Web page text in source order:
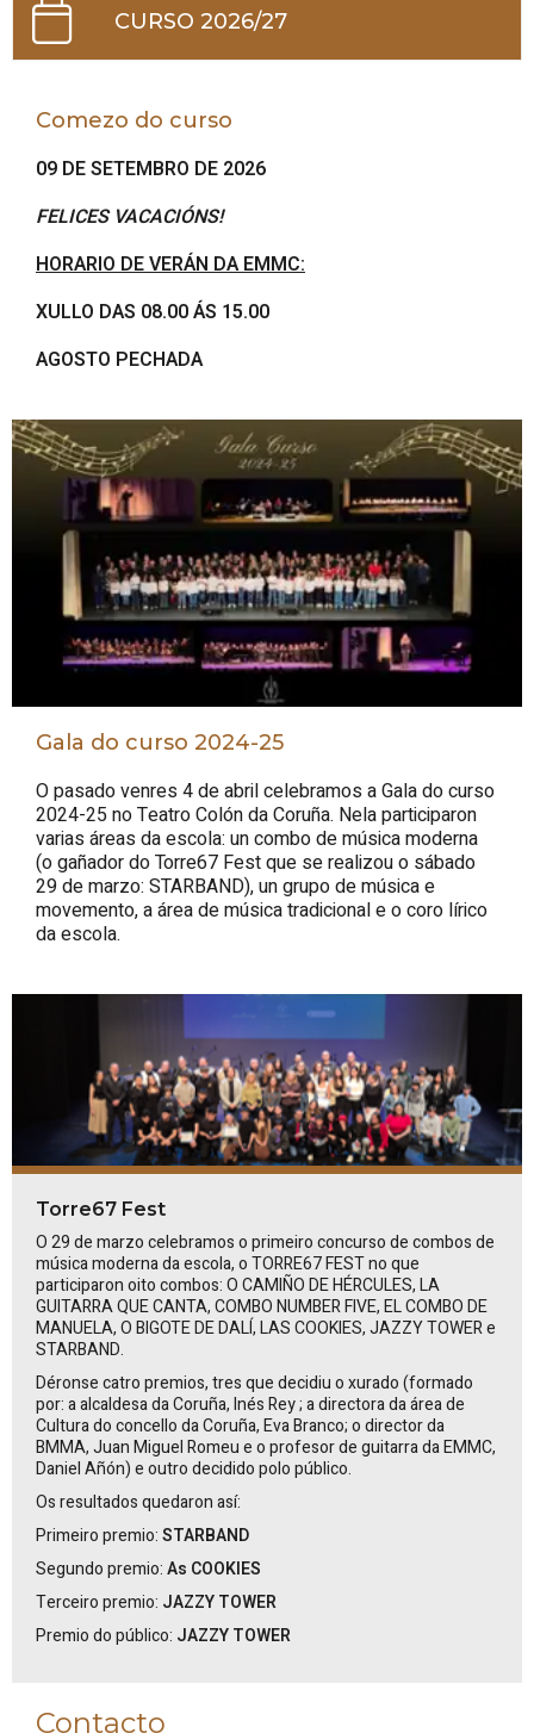
CURSO 2026/27
Comezo do curso
09 DE SETEMBRO DE 2026
FELICES VACACIÓNS!
HORARIO DE VERÁN DA EMMC:
XULLO DAS 08.00 ÁS 15.00
AGOSTO PECHADA
Gala do curso 2024-25
O pasado venres 4 de abril celebramos a Gala do curso
2024-25 no Teatro Colón da Coruña. Nela participaron
varias áreas da escola: un combo de música moderna
(o gañador do Torre67 Fest que se realizou o sábado
29 de marzo: STARBAND), un grupo de música e
movemento, a área de música tradicional e o coro lírico
da escola.
Torre67 Fest
O 29 de marzo celebramos o primeiro concurso de combos de
música moderna da escola, o TORRE67 FEST no que
participaron oito combos:O CAMIÑO DE HÉRCULES, LA
GUITARRA QUE CANTA, COMBO NUMBER FIVE, EL COMBO DE
MANUELA, O BIGOTE DE DALÍ, LAS COOKIES, JAZZY TOWERe
STARBAND.
Déronse catro premios, tres que decidiu o xurado (formado
por: a alcaldesa da Coruña,InésRey; a directora da área de
Cultura do concello da Coruña, Eva Branco; o director da
BMMA, Juan Miguel Romeu e o profesor de guitarra da EMMC,
Daniel Añón) e outro decidido polo público.
Os resultados quedaron así:
Primeiro premio:STARBAND
Segundo premio:As COOKIES
Terceiro premio: JAZZY TOWER
Premio do público: JAZZY TOWER
Contacto